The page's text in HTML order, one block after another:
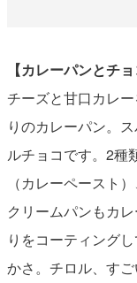
【カレーパンとチ
チーズと甘口カレ
りのカレーパン。
ルチョコです。2種
（カレーペースト
クリームパンもカ
りをコーティング
かさ。チロル、す